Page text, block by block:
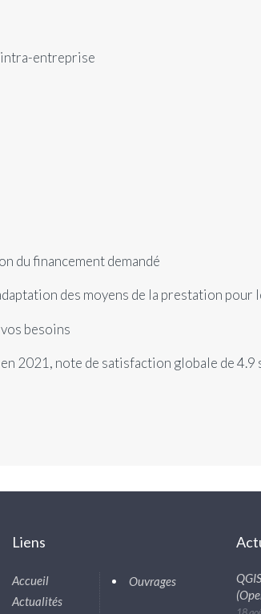
entreprise
du financement demandé
des moyens de la prestation pour
besoins
2021, note de satisfaction globale de 4.9
Liens
Accueil
Actualités
Ouvrages